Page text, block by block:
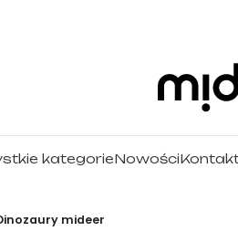
kategorieNowości
mideer